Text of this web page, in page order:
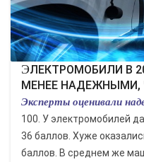
ПРОИСШЕСТВИЯ
ЭЛЕКТРОМОБИЛИ В 2022 ГОДУ ОКАЗАЛИСЬ
МЕНЕЕ
Эксперты оценивали
100. У электромобилей
36 баллов. Хуже
баллов. В среднем же